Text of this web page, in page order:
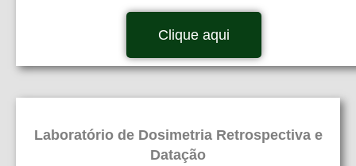
Clique aqui
Laboratório de Dosimetria Retrospectiva e
Datação